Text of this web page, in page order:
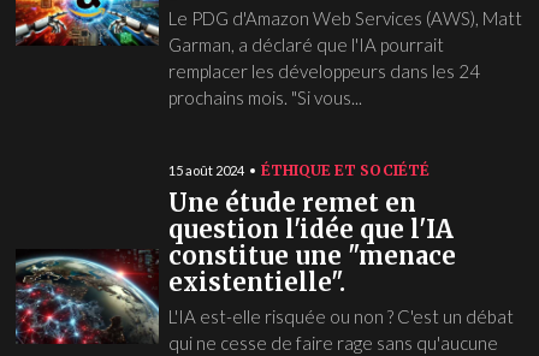
Le PDG d'Amazon Web Services (AWS), Matt
Garman, a déclaré que l'IA pourrait
remplacer les développeurs dans les 24
prochains mois. "Si vous...
15 août 2024 ÉTHIQUE ET SOCIÉTÉ
Une étude remet en
question l'idée que l'IA
constitue une "menace
existentielle".
L'IA est-elle risquée ou non ? C'est un débat
qui ne cesse de faire rage sans qu'aucune